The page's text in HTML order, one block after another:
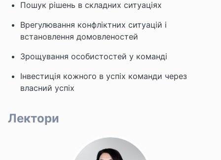
Пошук рішень в складних ситуаціях
Врегулювання конфліктних ситуацій і
встановлення домовленостей
Зрощування особистостей у команді
Інвестиція кожного в успіх команди через
власний успіх
Лектори